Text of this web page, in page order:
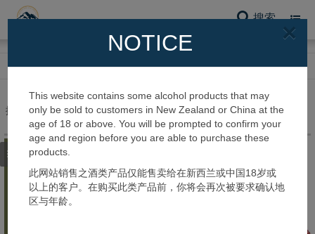
搜索
网站首页 护肤系列 婴儿护肤
筛选类别
搜到 4 个产品
×
NOTICE
This website contains some alcohol products that may
only be sold to customers in New Zealand or China at the
age of 18 or above. You will be prompted to confirm your
age and region before you are able to purchase these
products.
此网站销售之酒类产品仅能售卖给在新西兰或中国18岁或
以上的客户。在购买此类产品前，你将会再次被要求确认地
区与年龄。